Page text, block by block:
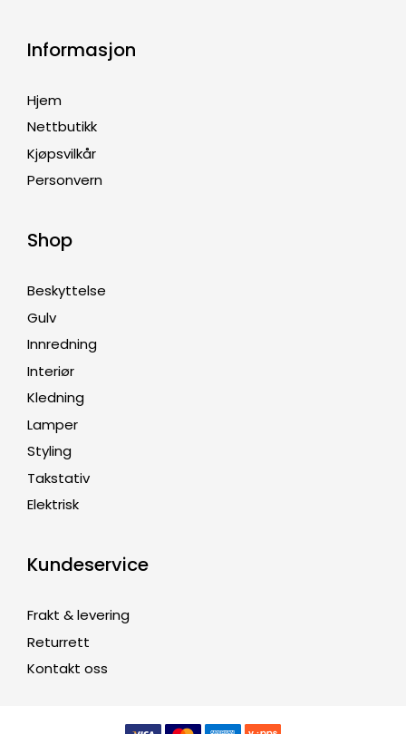
Informasjon
Hjem
Nettbutikk
Kjøpsvilkår
Personvern
Shop
Beskyttelse
Gulv
Innredning
Interiør
Kledning
Lamper
Styling
Takstativ
Elektrisk
Kundeservice
Frakt & levering
Returrett
Kontakt oss